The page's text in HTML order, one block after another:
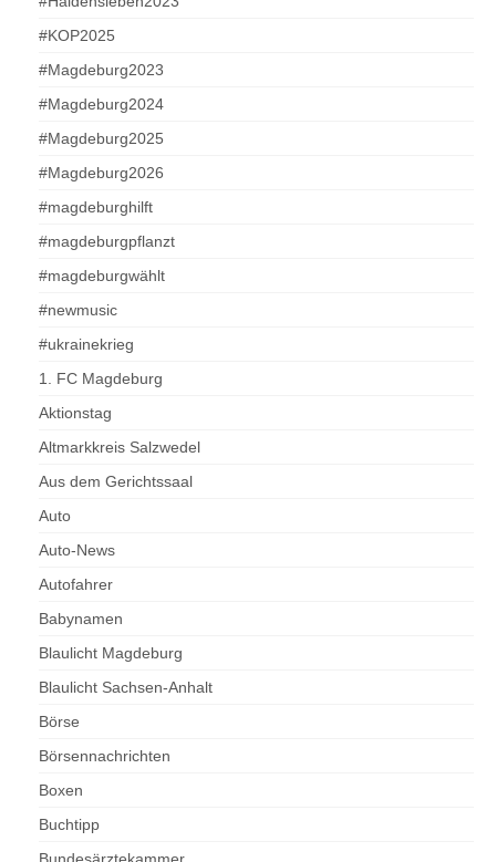
#KOP2025
#Magdeburg2023
#Magdeburg2024
#Magdeburg2025
#Magdeburg2026
#magdeburghilft
#magdeburgpflanzt
#magdeburgwählt
#newmusic
#ukrainekrieg
1. FC Magdeburg
Aktionstag
Altmarkkreis Salzwedel
Aus dem Gerichtssaal
Auto
Auto-News
Autofahrer
Babynamen
Blaulicht Magdeburg
Blaulicht Sachsen-Anhalt
Börse
Börsennachrichten
Boxen
Buchtipp